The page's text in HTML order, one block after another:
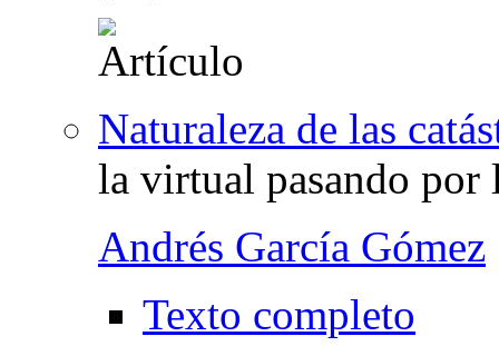
Naturaleza de las
la virtual pasando por
Andrés García Gómez
Texto completo